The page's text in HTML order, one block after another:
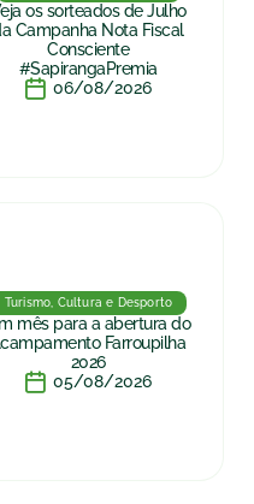
os sorteados de Julho
Campanha Nota Fiscal
Consciente
#SapirangaPremia
06/08/2026
Turismo, Cultura e Desporto
mês para a abertura do
Farroupilha
2026
05/08/2026